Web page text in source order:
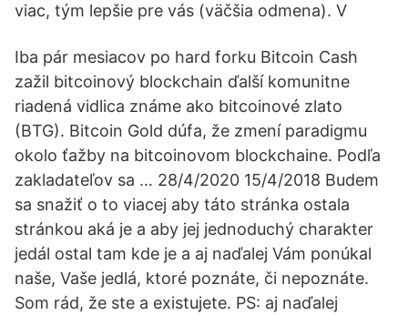
viac, tým lepšie pre vás (väčšia odmena). V
Iba pár mesiacov po hard forku Bitcoin Cash
zažil bitcoinový blockchain ďalší komunitne
riadená vidlica známe ako bitcoinové zlato
(BTG). Bitcoin Gold dúfa, že zmení paradigmu
okolo ťažby na bitcoinovom blockchaine. Podľa
zakladateľov sa … 28/4/2020 15/4/2018 Budem
sa snažiť o to viacej aby táto stránka ostala
stránkou aká je a aby jej jednoduchý charakter
jedál ostal tam kde je a aj naďalej Vám ponúkal
naše, Vaše jedlá, ktoré poznáte, či nepoznáte.
Som rád, že ste a existujete. PS: aj naďalej